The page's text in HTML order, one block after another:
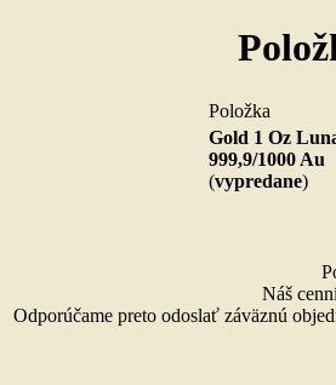
Gold 1 Oz
999,9/1000 Au
(vypredane)
Náš
Odporúčame preto odoslať záväznú